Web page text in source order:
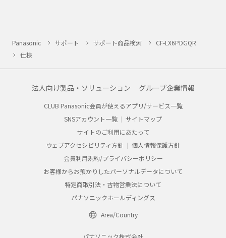
Panasonic サポート サポート商品検索
CF-LX6PDGQR
仕様
法人向け製品・ソリューション グループ企業情報
CLUB Panasonic会員が使えるアプリ/サービス一覧
SNSアカウント一覧
サイトマップ
サイトのご利用にあたって
ウェブアクセシビリティ方針
個人情報保護方針
会員利用規約/プライバシーポリシー
お客様からお預かりしたパーソナルデータについて
特定商取引法・古物営業法について
パナソニックホールディングス
Area/Country
パナソニック株式会社